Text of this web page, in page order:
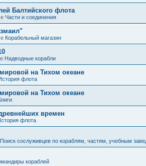
Балтийского флота
Части и соединения
Корабельный магазин
Надводные корабли
на Тихом океане
флота
на Тихом океане
времен
флота
Поиск сослуживцев по кораблям, частям, учебным
кораблей